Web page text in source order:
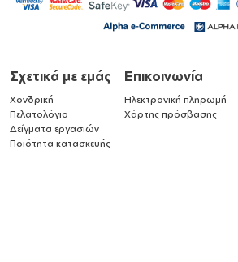
Σχετικά με εμάς
Χονδρική
Πελατολόγιο
Δείγματα εργασιών
Ποιότητα κατασκευής
Επικοινωνία
Ηλεκτρονική πληρωμή
Χάρτης πρόσβασης